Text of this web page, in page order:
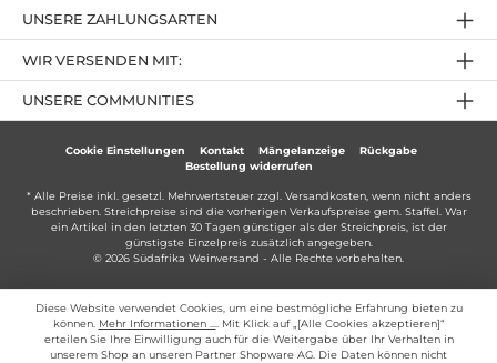
UNSERE ZAHLUNGSARTEN
UNSERE COMMUNITIES
WIR VERSENDEN MIT:
Cookie Einstellungen Kontakt Mängelanzeige
Rückgabe
Bestellung widerrufen
* Alle Preise inkl. gesetzl. Mehrwertsteuer zzgl. Versandkosten, wenn nicht anders
beschrieben. Streichpreise sind die vorherigen Verkaufspreise gem. Staffel. War
ein Artikel in den letzten 30 Tagen günstiger als der Streichpreis, ist der
günstigste Einzelpreis zusätzlich angegeben.
© 2026 Südafrika Weinversand - Alle Rechte vorbehalten.
Diese Website verwendet Cookies, um eine bestmögliche Erfahrung bieten zu
können. Mehr Informationen ...
. Mit Klick auf „[Alle Cookies akzeptieren]“
erteilen Sie Ihre Einwilligung auch für die Weitergabe über Ihr Verhalten in
unserem Shop an unseren Partner Shopware AG. Die Daten können nicht